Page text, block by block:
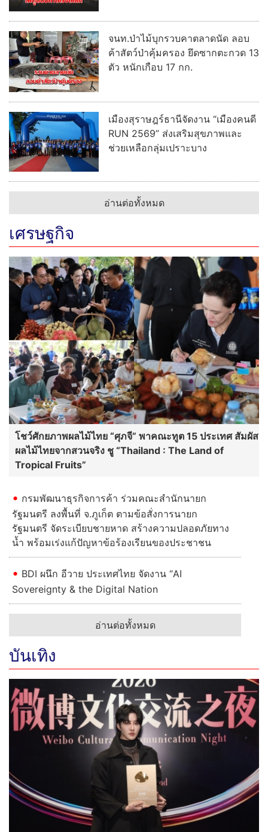
จนท.ป่าไม้บุกรวบคาตลาดนัด ลอบ
ค้าสัตว์ป่าคุ้มครอง ยึดซากตะกวด 13
ตัว หนักเกือบ 17 กก.
เมืองสุราษฎร์ธานีจัดงาน “เมืองคนดี
RUN 2569” ส่งเสริมสุขภาพและ
ช่วยเหลือกลุ่มเปราะบาง
อ่านต่อทั้งหมด
เศรษฐกิจ
โชว์ศักยภาพผลไม้ไทย “ศุภจี” พาคณะทูต 15 ประเทศ สัมผัส
ผลไม้ไทยจากสวนจริง ชู “Thailand : The Land of
Tropical Fruits”
กรมพัฒนาธุรกิจการค้า ร่วมคณะสำนักนายก
รัฐมนตรี ลงพื้นที่ จ.ภูเก็ต ตามข้อสั่งการนายก
รัฐมนตรี จัดระเบียบชายหาด สร้างความปลอดภัยทาง
น้ำ พร้อมเร่งแก้ปัญหาข้อร้องเรียนของประชาชน
BDI ผนึก อีวาย ประเทศไทย จัดงาน “AI
Sovereignty & the Digital Nation
อ่านต่อทั้งหมด
บันเทิง